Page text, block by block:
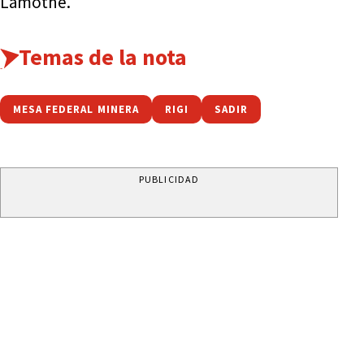
Temas de la nota
MESA FEDERAL MINERA RIGI SADIR
PUBLICIDAD